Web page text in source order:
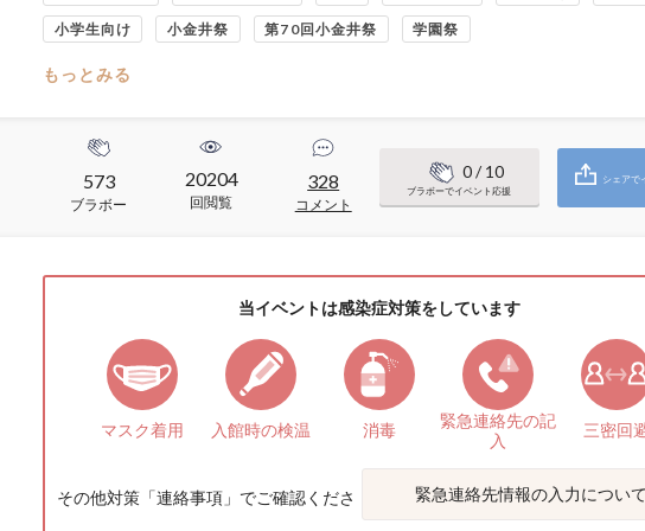
小学生向け 小金井祭 第70回小金井祭 学園祭
もっとみる
573
ブラボー
20204
回閲覧
328
コメント
0/ 10
ブラボーでイベント応援
シェアで
当イベントは感染症対策をしています
マスク着用 入館時の検温 消毒 緊急連絡先の記
入
三密回
その他対策「連絡事項 」でご確認くださ 緊急連絡先情報の入力について